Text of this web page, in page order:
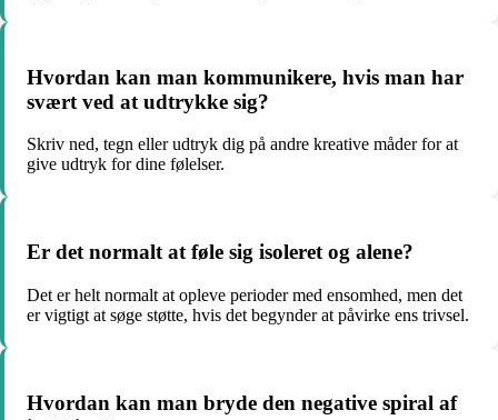
Hvordan kan man kommunikere, hvis man har
svært ved at udtrykke sig?
Skriv ned, tegn eller udtryk dig på andre kreative måder for at
give udtryk for dine følelser.
Er det normalt at føle sig isoleret og alene?
Det er helt normalt at opleve perioder med ensomhed, men det
er vigtigt at søge støtte, hvis det begynder at påvirke ens trivsel.
Hvordan kan man bryde den negative spiral af